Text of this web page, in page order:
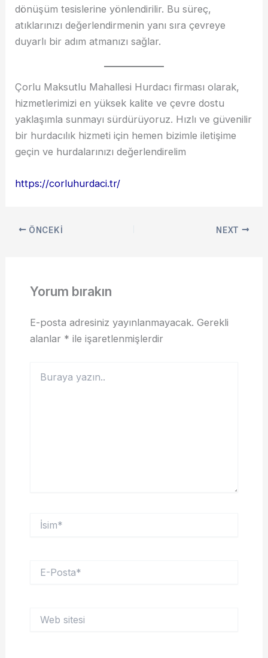
dönüşüm tesislerine yönlendirilir. Bu süreç,
atıklarınızı değerlendirmenin yanı sıra çevreye
duyarlı bir adım atmanızı sağlar.
Çorlu Maksutlu Mahallesi Hurdacı firması olarak,
hizmetlerimizi en yüksek kalite ve çevre dostu
yaklaşımla sunmayı sürdürüyoruz. Hızlı ve güvenilir
bir hurdacılık hizmeti için hemen bizimle iletişime
geçin ve hurdalarınızı değerlendirelim
https://corluhurdaci.tr/
ÖNCEKI NEXT
Yorum bırakın
E-posta adresiniz yayınlanmayacak. Gerekli
alanlar * ile işaretlenmişlerdir
yazın..
İsim*
Posta*
sitesi